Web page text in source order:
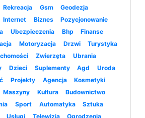
Rekreacja Gsm
Geodezja
Internet Biznes
Pozycjonowanie
Ubezpieczenia Bhp
Finanse
Motoryzacja Drzwi
Turystyka
Zwierzęta
Ubrania
Dzieci Suplementy Agd
Uroda
Projekty Agencja
Kosmetyki
Maszyny Kultura
Budownictwo
Sport Automatyka
Sztuka
Usługi Telewizja
Ogrodzenia